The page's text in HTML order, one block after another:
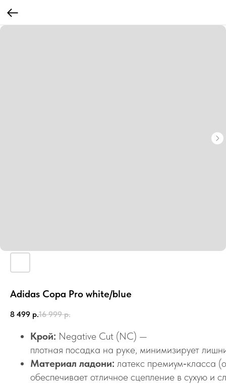
Adidas Copa Pro white/blue
8 499 р.16 999 р.
Крой: Negative Cut (NC) —
плотная посадка на руке, минимизирует
Материал ладони: латекс премиум‑класса
обеспечивает отличное сцепление в сухую и